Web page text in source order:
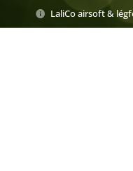
LaliCo airsoft &